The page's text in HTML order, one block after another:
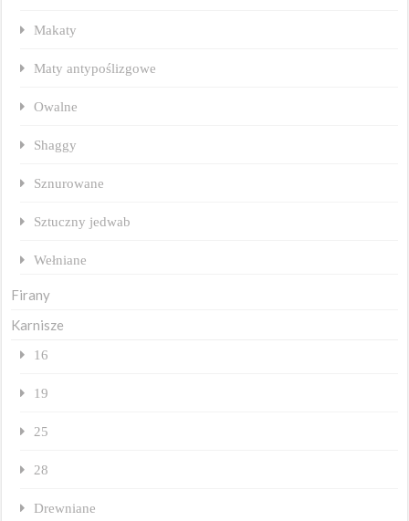
Makaty
Maty antypoślizgowe
Owalne
Shaggy
Sznurowane
Sztuczny jedwab
Wełniane
Firany
Karnisze
16
19
25
28
Drewniane